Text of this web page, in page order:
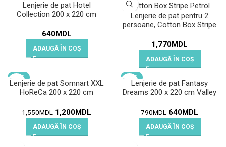
Lenjerie de pat Hotel
Collection 200 x 220 cm
640MDL
ADAUGĂ ÎN COȘ
Lenjerie de pat pentru 2
persoane, Cotton Box Stripe
1,770MDL
ADAUGĂ ÎN COȘ
-23%
Lenjerie de pat Somnart XXL
HoReCa 200 x 220 cm
1,550MDL 1,200MDL
ADAUGĂ ÎN COȘ
-19%
Lenjerie de pat Fantasy
Dreams 200 x 220 cm Valley
790MDL 640MDL
ADAUGĂ ÎN COȘ